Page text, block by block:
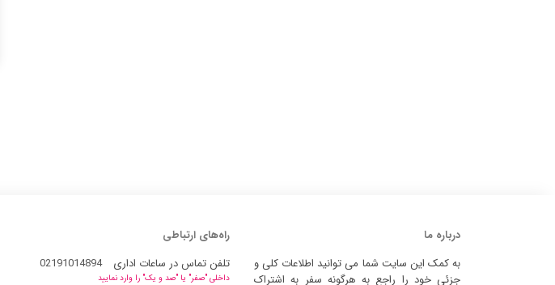
درباره ما
به کمک این سایت شما می توانید اطلاعات کلی و
جزئی خود را راجع به هرگونه سفر به اشتراک
راه‌های ارتباطی
تلفن تماس در ساعات اداری
02191014894
داخلی "صفر" یا "صد و یک" را وارد نمایید